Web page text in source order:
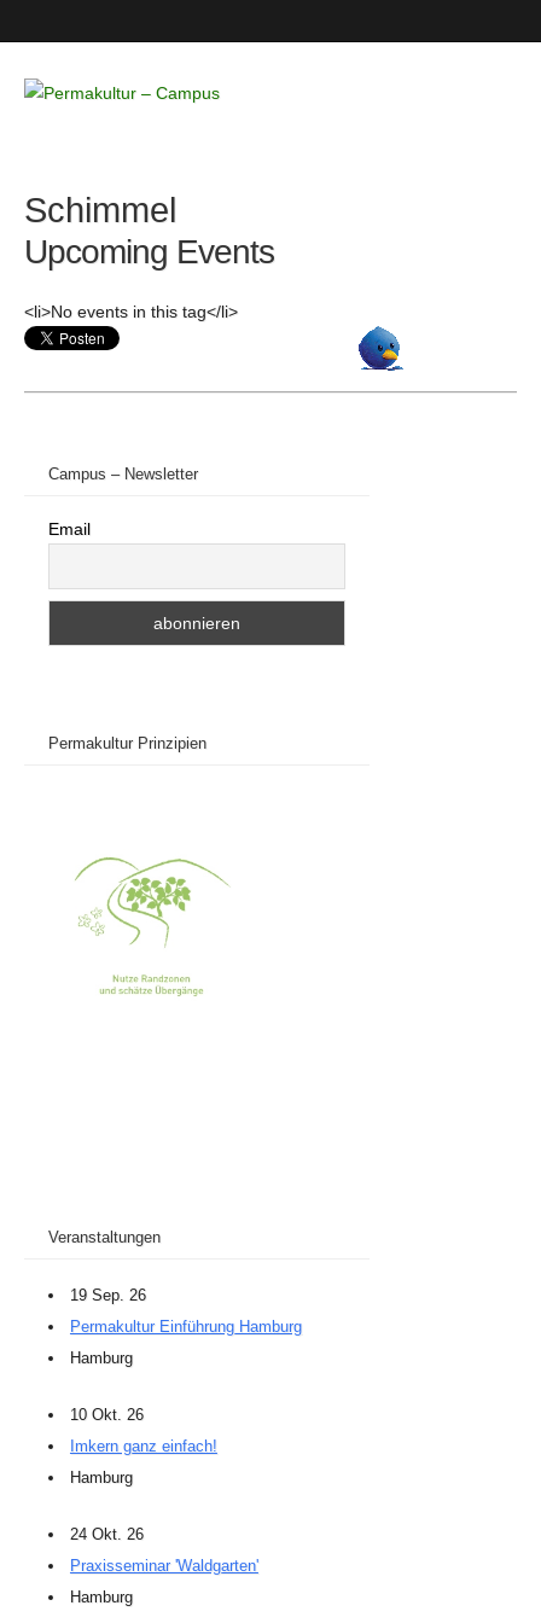
– Campus
Schimmel
Upcoming Events
<li>No events in this tag</li>
Campus – Newsletter
Email
Permakultur Prinzipien
Veranstaltungen
19 Sep. 26
Permakultur Einführung Hamburg
Hamburg
10 Okt. 26
Imkern ganz einfach!
Hamburg
24 Okt. 26
Praxisseminar 'Waldgarten'
Hamburg